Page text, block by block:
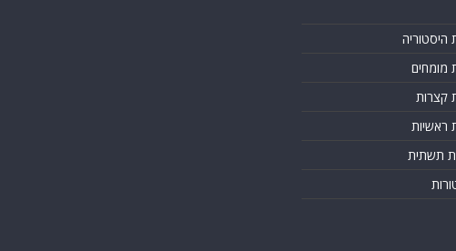
היסטוריה
מומחים
קצרות
ראשיות
תשתית